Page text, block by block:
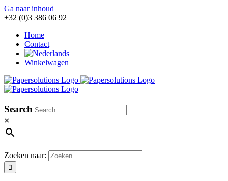
Ga naar inhoud
+32 (0)3 386 06 92
Home
Contact
Winkelwagen
Search
×
Zoeken naar: